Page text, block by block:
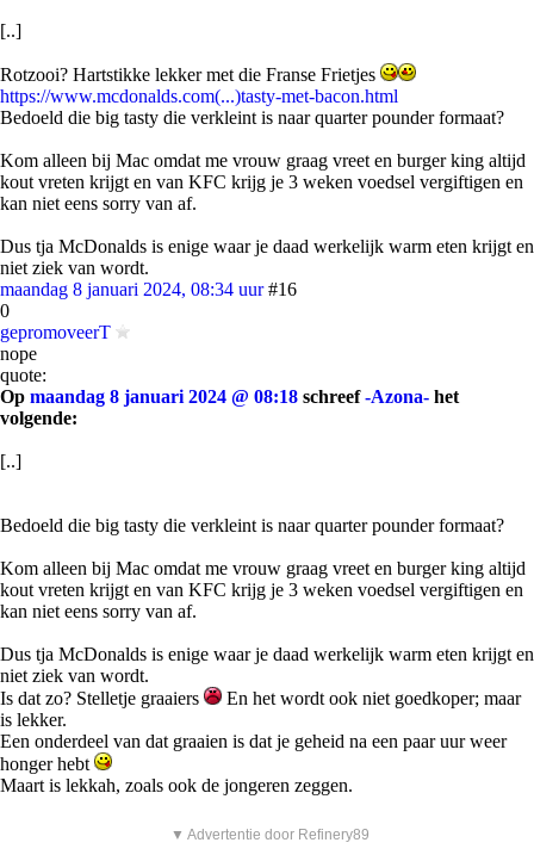
[..]
Rotzooi? Hartstikke lekker met die Franse Frietjes
https://www.mcdonalds.com(...)tasty-met-bacon.html
Bedoeld die big tasty die verkleint is naar quarter pounder formaat?
Kom alleen bij Mac omdat me vrouw graag vreet en burger king altijd
kout vreten krijgt en van KFC krijg je 3 weken voedsel vergiftigen en
kan niet eens sorry van af.
Dus tja McDonalds is enige waar je daad werkelijk warm eten krijgt en
niet ziek van wordt.
maandag 8 januari 2024, 08:34 uur #16
0
gepromoveerT
nope
quote:
Op maandag 8 januari 2024 @ 08:18 schreef-Azona- het
volgende:
[..]
Bedoeld die big tasty die verkleint is naar quarter pounder formaat?
Kom alleen bij Mac omdat me vrouw graag vreet en burger king altijd
kout vreten krijgt en van KFC krijg je 3 weken voedsel vergiftigen en
kan niet eens sorry van af.
Dus tja McDonalds is enige waar je daad werkelijk warm eten krijgt en
niet ziek van wordt.
Is dat zo? Stelletje graaiers
En het wordt ook niet goedkoper; maar
is lekker.
Een onderdeel van dat graaien is dat je geheid na een paar uur weer
honger hebt
Maart is lekkah, zoals ook de jongeren zeggen.
▼ Advertentie door Refinery89